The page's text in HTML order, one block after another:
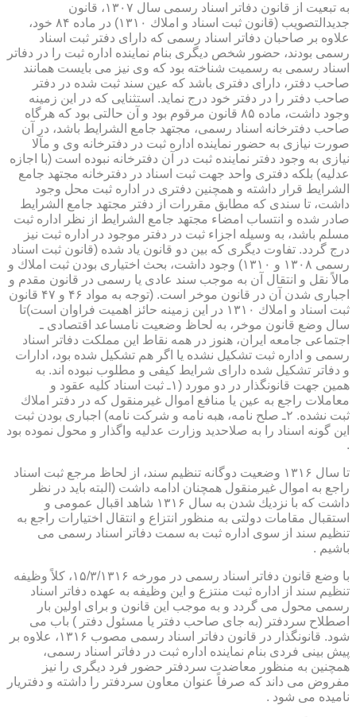
به تبعیت از قانون دفاتر اسناد رسمی سال ۱۳۰۷، قانون
جدیدالتصویب (قانون ثبت اسناد و املاك ۱۳۱۰) در ماده ۸۴ خود،
علاوه بر صاحبان دفاتر اسناد رسمی كه دارای دفتر ثبت اسناد
رسمی بودند، حضور شخص دیگری بنام نماینده اداره ثبت را در دفاتر
اسناد رسمی به رسمیت شناخته بود كه وی نیز می بایست همانند
صاحب دفتر، دارای دفتری باشد كه عین سند ثبت شده در دفتر
صاحب دفتر را در دفتر خود درج نماید. استثنایی كه در این زمینه
وجود داشت، ماده ۸۵ قانون مرقوم بود و آن حالتی بود كه هرگاه
صاحب دفترخانه اسناد رسمی، مجتهد جامع الشرایط باشد، در آن
صورت نیازی به حضور نماینده اداره ثبت در دفترخانه وی و مآلا
نیازی به وجود دفتر نماینده ثبت در آن دفترخانه نبوده است (با اجازه
عدلیه) بلكه دفتری واحد جهت ثبت اسناد در دفترخانه مجتهد جامع
الشرایط قرار داشته و همچنین دفتری در اداره ثبت محل وجود
داشت، تا سندی كه مطابق مقررات از دفتر مجتهد جامع الشرایط
صادر شده و انتساب امضاء مجتهد جامع الشرایط از نظر اداره ثبت
مسلم باشد، به وسیله اجزاء ثبت در دفتر موجود در اداره ثبت نیز
درج گردد. تفاوت دیگری كه بین دو قانون یاد شده (قانون ثبت اسناد
رسمی ۱۳۰۸ و ۱۳۱۰) وجود داشت، بحث اختیاری بودن ثبت املاك و
مالاً نقل و انتقال آن به موجب سند عادی یا رسمی در قانون مقدم و
اجباری شدن آن در قانون موخر است. (توجه به مواد ۴۶ و ۴۷ قانون
ثبت اسناد و املاك ۱۳۱۰ در این زمینه حائز اهمیت فراوان است)تا
سال وضع قانون موخر، به لحاظ وضعیت نامساعد اقتصادی ـ
اجتماعی جامعه ایران، هنوز در همه نقاط این مملكت دفاتر اسناد
رسمی و اداره ثبت تشكیل نشده یا اگر هم تشكیل شده بود، ادارات
و دفاتر تشكیل شده دارای شرایط كیفی و مطلوب نبوده اند. به
همین جهت قانونگذار در دو مورد (۱ـ ثبت اسناد كلیه عقود و
معاملات راجع به عین یا منافع اموال غیرمنقول كه در دفتر املاك
ثبت نشده. ۲ـ صلح نامه، هبه نامه و شركت نامه) اجباری بودن ثبت
این گونه اسناد را به صلاحدید وزارت عدلیه واگذار و محول نموده بود
.
تا سال ۱۳۱۶ وضعیت دوگانه تنظیم سند، از لحاظ مرجع ثبت اسناد
راجع به اموال غیرمنقول همچنان ادامه داشت (البته باید در نظر
داشت كه با نزدیك شدن به سال ۱۳۱۶ شاهد اقبال عمومی و
استقبال مقامات دولتی به منظور انتزاع و انتقال اختیارات راجع به
تنظیم سند از سوی اداره ثبت به سمت دفاتر اسناد رسمی می
باشیم .
با وضع قانون دفاتر اسناد رسمی در مورخه ۱۵/۳/۱۳۱۶، كلاً وظیفه
تنظیم سند از اداره ثبت منتزع و این وظیفه به عهده دفاتر اسناد
رسمی محول می گردد و به موجب این قانون و برای اولین بار
اصطلاح سردفتر (به جای صاحب دفتر یا مسئول دفتر ) باب می
شود. قانونگذار در قانون دفاتر اسناد رسمی مصوب ۱۳۱۶، علاوه بر
پیش بینی فردی بنام نماینده اداره ثبت در دفاتر اسناد رسمی،
همچنین به منظور معاضدت سردفتر حضور فرد دیگری را نیز
مفروض می داند كه صرفاً عنوان معاون سردفتر را داشته و دفتریار
نامیده می شود .